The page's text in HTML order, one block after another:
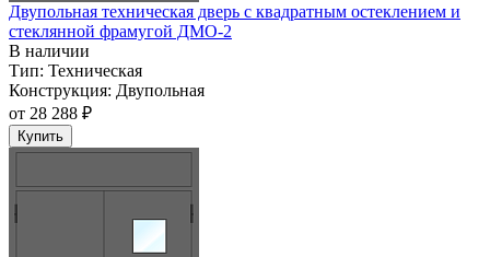
Двупольная техническая дверь c квадратным остеклением и
стеклянной фрамугой ДМО-2
В наличии
Тип: Техническая
Конструкция: Двупольная
от 28 288 ₽
Купить